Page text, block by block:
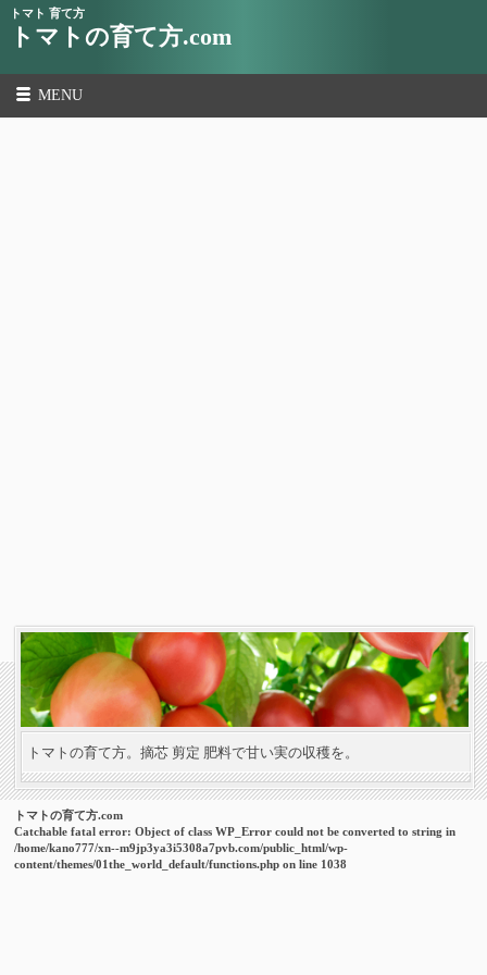
トマト 育て方
トマトの育て方.com
MENU
トマトの育て方。摘芯 剪定 肥料で甘い実の収穫を。
トマトの育て方.com
Catchable fatal error: Object of class WP_Error could not be converted to string in
/home/kano777/xn--m9jp3ya3i5308a7pvb.com/public_html/wp-
content/themes/01the_world_default/functions.php on line 1038